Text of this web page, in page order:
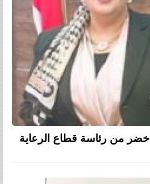
خضر من رئاسة قطاع الرعاية